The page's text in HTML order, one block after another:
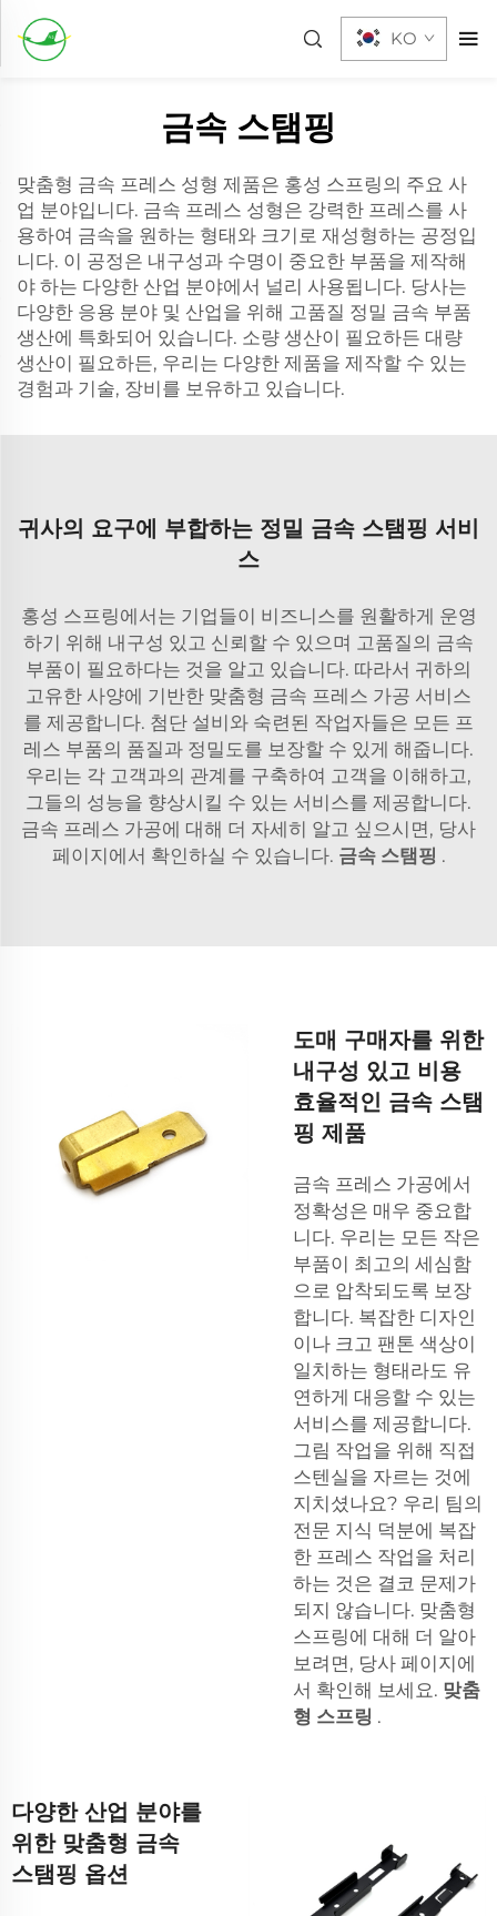
KO
금속 스탬핑
맞춤형 금속 프레스 성형 제품은 홍성 스프링의 주요 사
업 분야입니다. 금속 프레스 성형은 강력한 프레스를 사
용하여 금속을 원하는 형태와 크기로 재성형하는 공정입
니다. 이 공정은 내구성과 수명이 중요한 부품을 제작해
야 하는 다양한 산업 분야에서 널리 사용됩니다. 당사는
다양한 응용 분야 및 산업을 위해 고품질 정밀 금속 부품
생산에 특화되어 있습니다. 소량 생산이 필요하든 대량
생산이 필요하든, 우리는 다양한 제품을 제작할 수 있는
경험과 기술, 장비를 보유하고 있습니다.
귀사의 요구에 부합하는 정밀 금속 스탬핑 서비
스
홍성 스프링에서는 기업들이 비즈니스를 원활하게 운영
하기 위해 내구성 있고 신뢰할 수 있으며 고품질의 금속
부품이 필요하다는 것을 알고 있습니다. 따라서 귀하의
고유한 사양에 기반한 맞춤형 금속 프레스 가공 서비스
를 제공합니다. 첨단 설비와 숙련된 작업자들은 모든 프
레스 부품의 품질과 정밀도를 보장할 수 있게 해줍니다.
우리는 각 고객과의 관계를 구축하여 고객을 이해하고,
그들의 성능을 향상시킬 수 있는 서비스를 제공합니다.
금속 프레스 가공에 대해 더 자세히 알고 싶으시면, 당사
페이지에서 확인하실 수 있습니다. 금속 스탬핑 .
도매 구매자를 위한
내구성 있고 비용
효율적인 금속 스탬
핑 제품
금속 프레스 가공에서
정확성은 매우 중요합
니다. 우리는 모든 작은
부품이 최고의 세심함
으로 압착되도록 보장
합니다. 복잡한 디자인
이나 크고 팬톤 색상이
일치하는 형태라도 유
연하게 대응할 수 있는
서비스를 제공합니다.
그림 작업을 위해 직접
스텐실을 자르는 것에
지치셨나요? 우리 팀의
전문 지식 덕분에 복잡
한 프레스 작업을 처리
하는 것은 결코 문제가
되지 않습니다. 맞춤형
스프링에 대해 더 알아
보려면, 당사 페이지에
서 확인해 보세요. 맞춤
형 스프링 .
다양한 산업 분야를
위한 맞춤형 금속
스탬핑 옵션